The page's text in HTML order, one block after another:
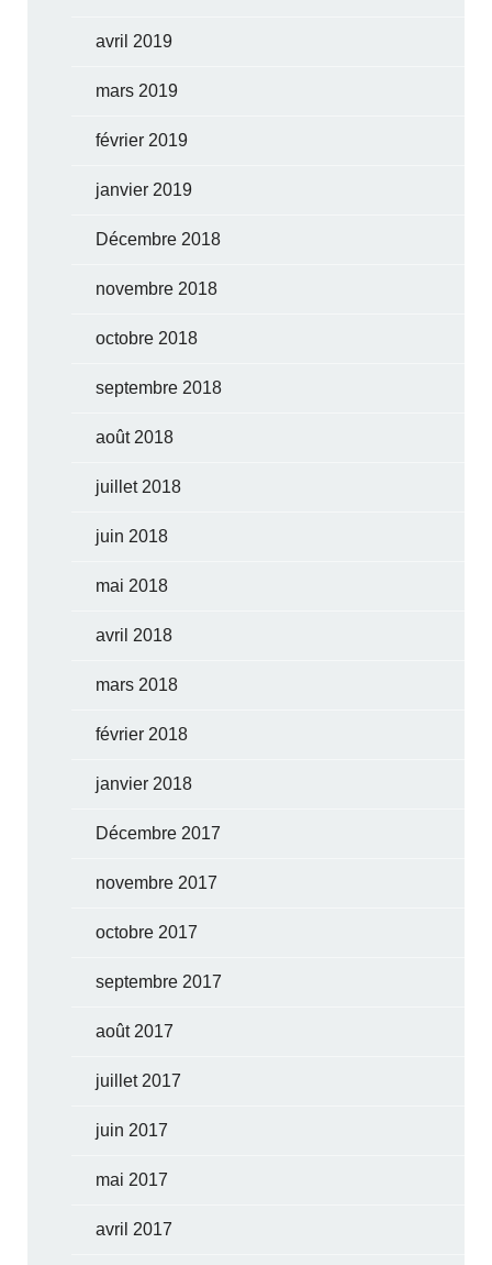
avril 2019
mars 2019
février 2019
janvier 2019
Décembre 2018
novembre 2018
octobre 2018
septembre 2018
août 2018
juillet 2018
juin 2018
mai 2018
avril 2018
mars 2018
février 2018
janvier 2018
Décembre 2017
novembre 2017
octobre 2017
septembre 2017
août 2017
juillet 2017
juin 2017
mai 2017
avril 2017